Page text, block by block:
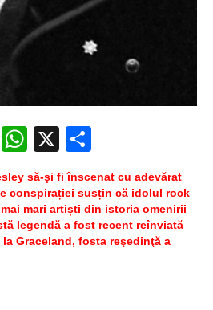
Pinterest
WhatsApp
X
să-şi fi înscenat cu adevărat
conspirației susțin că idolul rock
mari artiști din istoria omenirii
legendă a fost recent reînviată
Graceland, fosta reşedinţă a